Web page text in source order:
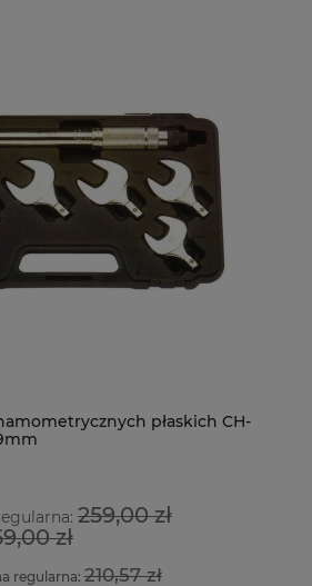
płaskich CH-
259,00 zł
zł
regularna:210,57 zł